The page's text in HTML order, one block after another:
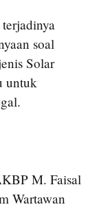
soal
Solar
untuk
M. Faisal
Wartawan